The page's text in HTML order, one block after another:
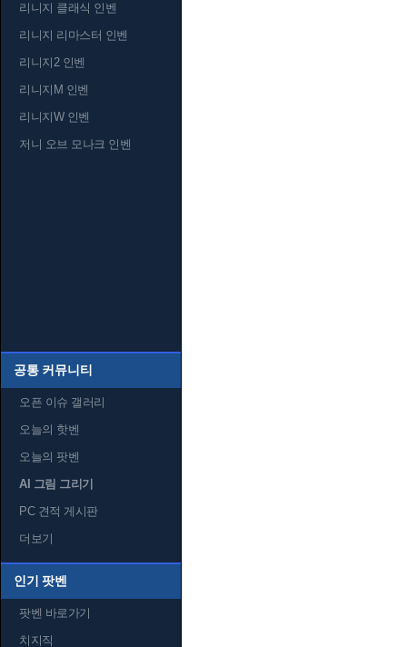
리니지 클래식 인벤
리니지 리마스터 인벤
리니지2 인벤
리니지M 인벤
리니지W 인벤
저니 오브 모나크 인벤
공통 커뮤니티
오픈 이슈 갤러리
오늘의 핫벤
오늘의 팟벤
AI 그림 그리기
PC 견적 게시판
더보기
인기 팟벤
팟벤 바로가기
치지직